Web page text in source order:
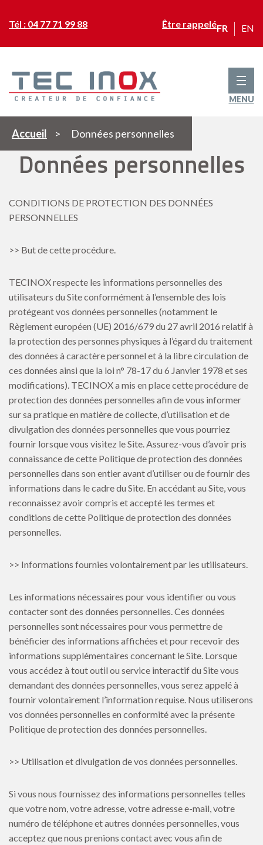
Tél : 04 77 71 99 88 Être rappeléFR EN
MENU
Accueil > Données personnelles
Données personnelles
CONDITIONS DE PROTECTION DES DONNÉES
PERSONNELLES
>> But de cette procédure.
TECINOX respecte les informations personnelles des
utilisateurs du Site conformément à l’ensemble des lois
protégeant vos données personnelles (notamment le
Règlement européen (UE) 2016/679 du 27 avril 2016 relatif à
la protection des personnes physiques à l’égard du traitement
des données à caractère personnel et à la libre circulation de
ces données ainsi que la loi n° 78-17 du 6 Janvier 1978 et ses
modifications). TECINOX a mis en place cette procédure de
protection des données personnelles afin de vous informer
sur sa pratique en matière de collecte, d’utilisation et de
divulgation des données personnelles que vous pourriez
fournir lorsque vous visitez le Site. Assurez-vous d’avoir pris
connaissance de cette Politique de protection des données
personnelles dans son entier avant d’utiliser ou de fournir des
informations dans le cadre du Site. En accédant au Site, vous
reconnaissez avoir compris et accepté les termes et
conditions de cette Politique de protection des données
personnelles.
>> Informations fournies volontairement par les utilisateurs.
Les informations nécessaires pour vous identifier ou vous
contacter sont des données personnelles. Ces données
personnelles sont nécessaires pour vous permettre de
bénéficier des informations affichées et pour recevoir des
informations supplémentaires concernant le Site. Lorsque
vous accédez à tout outil ou service interactif du Site vous
demandant des données personnelles, vous serez appelé à
fournir volontairement l’information requise. Nous utiliserons
vos données personnelles en conformité avec la présente
Politique de protection des données personnelles.
>> Utilisation et divulgation de vos données personnelles.
Si vous nous fournissez des informations personnelles telles
que votre nom, votre adresse, votre adresse e-mail, votre
numéro de téléphone et autres données personnelles, vous
acceptez que nous prenions contact avec vous afin de